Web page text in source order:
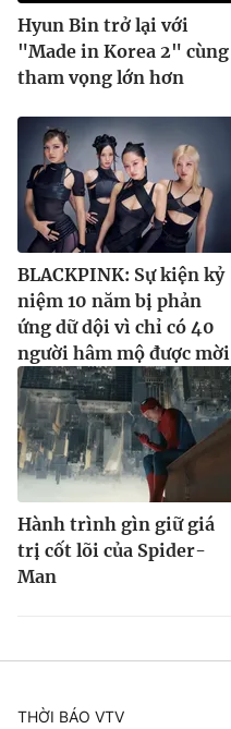
Hyun Bin trở lại với
"Made in Korea 2" cùng
tham vọng lớn hơn
BLACKPINK: Sự kiện kỷ
niệm 10 năm bị phản
ứng dữ dội vì chỉ có 40
người hâm mộ được mời
Hành trình gìn giữ giá
trị cốt lõi của Spider-
Man
THỜI BÁO VTV